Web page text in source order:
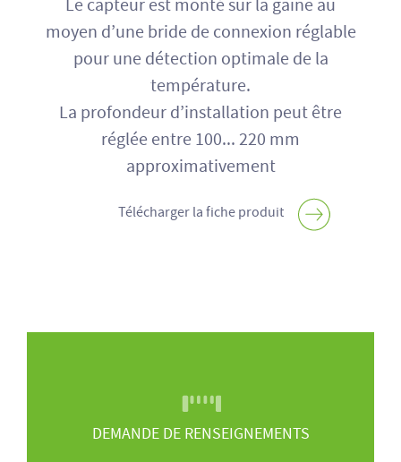
Le capteur est monté sur la gaine au
moyen d’une bride de connexion réglable
pour une détection optimale de la
température.
La profondeur d’installation peut être
réglée entre 100... 220 mm
approximativement
Télécharger la fiche produit
DEMANDE DE RENSEIGNEMENTS